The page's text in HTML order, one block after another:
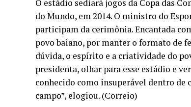
O estádio sediará jogos da Copa das
do Mundo, em 2014. O ministro do
participam da cerimônia. Encantada
povo baiano, por manter o formato de
dúvida, o espírito e a criatividade do
presidenta, olhar para esse estádio e
conhecido como insuperável dentro de
campo”, elogiou. (Correio)